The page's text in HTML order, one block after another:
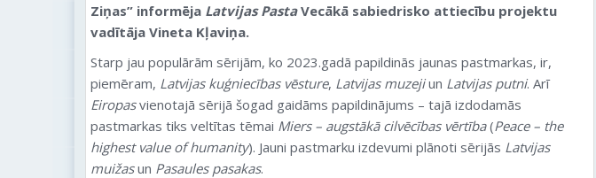
Ziņas” informēja Latvijas PastaVecākā sabiedrisko attiecību projektu
vadītāja Vineta Kļaviņa.
Starp jau populārām sērijām, ko 2023.gadā papildinās jaunas pastmarkas, ir,
piemēram, Latvijas kuģniecības vēsture, Latvijas muzejiun Latvijas putni. Arī
Eiropasvienotajā sērijā šogad gaidāms papildinājums – tajā izdodamās
pastmarkas tiks veltītas tēmai Miers – augstākā cilvēcības vērtība(Peace – the
highest value of humanity). Jauni pastmarku izdevumi plānoti sērijās Latvijas
muižasun Pasaules pasakas.